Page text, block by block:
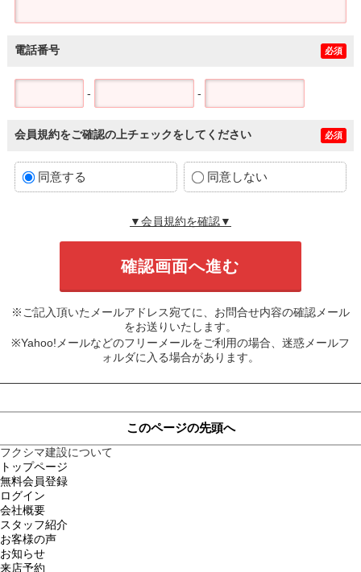
電話番号 必須
- -
会員規約をご確認の上チェックをしてください 必須
同意する 同意しない
▼会員規約を確認▼
※ご記入頂いたメールアドレス宛てに、お問合せ内容の確認メール
をお送りいたします。
※Yahoo!メールなどのフリーメールをご利用の場合、迷惑メールフ
ォルダに入る場合があります。
このページの先頭へ
フクシマ建設について
トップページ
無料会員登録
ログイン
会社概要
スタッフ紹介
お客様の声
お知らせ
来店予約